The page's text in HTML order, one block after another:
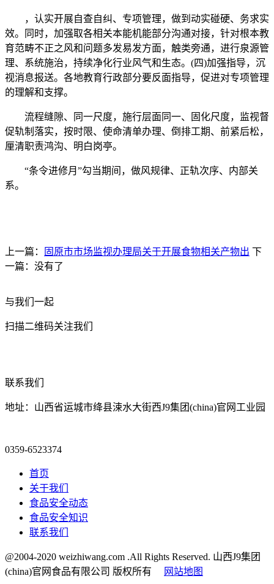
，认实开展自查自纠、专项管理，做到动实碰硬、务求实
效。同时，加强取各相关本能机能部分沟通对接，针对根本教
育范畴不正之风和问题多发易发方面，触类旁通，进行泉源管
理、系统施治，持续净化行业风气和生态。(四)加强指导，沉
视消息报送。各地教育行政部分要反面指导，促进对专项管理
的理解和支撑。
流程缝隙、同一尺度，施行层面同一、固化尺度，监视督
促轨制落实，按时限、使命清单办理、倒排工期、前紧后松，
厘清职责鸿沟、明白岗亭。
“条令进修月”勾当期间，做风规律、正轨次序、内部关
系。
上一篇： 固原市市场监视办理局关于开展食物相关产物出 下
一篇：没有了
与我们一起
扫描二维码关注我们
联系我们
地址：山西省运城市绛县涑水大街西J9集团(china)官网工业园
0359-6523374
首页
关于我们
食品安全动态
食品安全知识
联系我们
@2004-2020 weizhiwang.com .All Rights Reserved. 山西J9集团
(china)官网食品有限公司 版权所有
网站地图